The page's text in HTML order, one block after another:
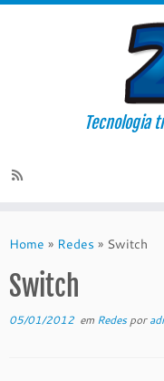
Tecnologia
Home » Redes » Switch
Switch
05/01/2012 em Redespor